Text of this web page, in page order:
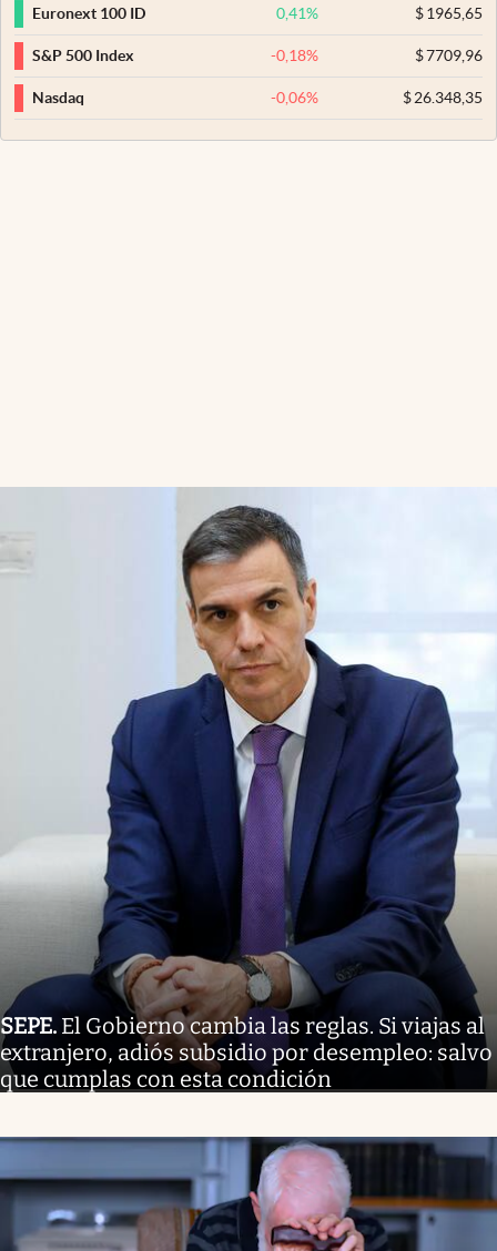
Euronext 100 ID 0,41% $1965,65
S&P 500 Index -0,18% $7709,96
Nasdaq -0,06% $26.348,35
SEPE. El Gobierno cambia las reglas. Si viajas al
extranjero, adiós subsidio por desempleo: salvo
que cumplas con esta condición